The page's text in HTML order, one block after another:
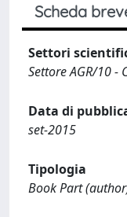
Scheda
Settori
Settore AGR/10 -
Data di
set-2015
Tipologia
Book Part